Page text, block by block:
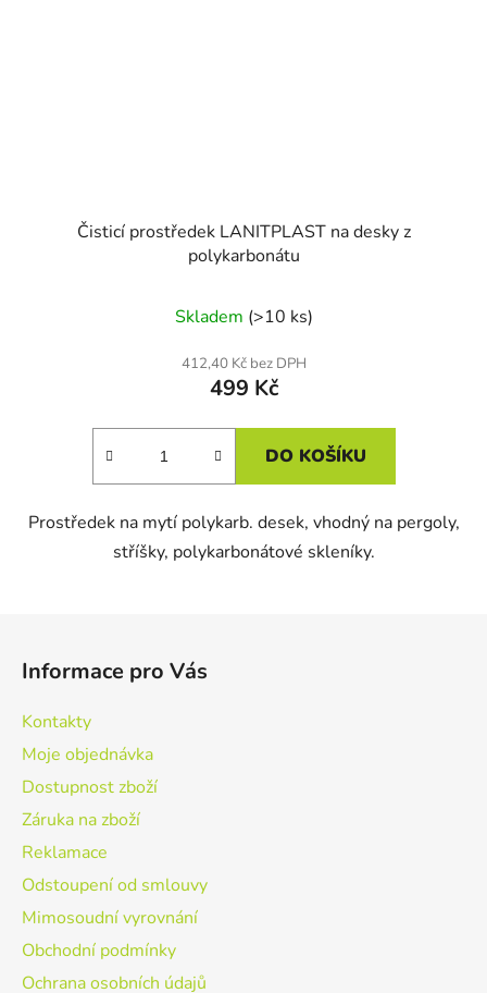
Čisticí prostředek LANITPLAST na desky z
polykarbonátu
Skladem (>10 ks)
412,40 Kč bez DPH
499 Kč
DO KOŠÍKU
Prostředek na mytí polykarb. desek, vhodný na pergoly,
stříšky, polykarbonátové skleníky.
Informace pro Vás
Kontakty
Moje objednávka
Dostupnost zboží
Záruka na zboží
Reklamace
Odstoupení od smlouvy
Mimosoudní vyrovnání
Obchodní podmínky
Ochrana osobních údajů